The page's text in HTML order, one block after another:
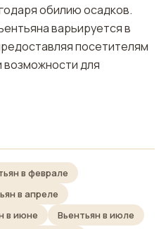
обилию осадков.
варьируется в
посетителям
возможности для
в феврале
в апреле
в июне
Вьентьян в июле